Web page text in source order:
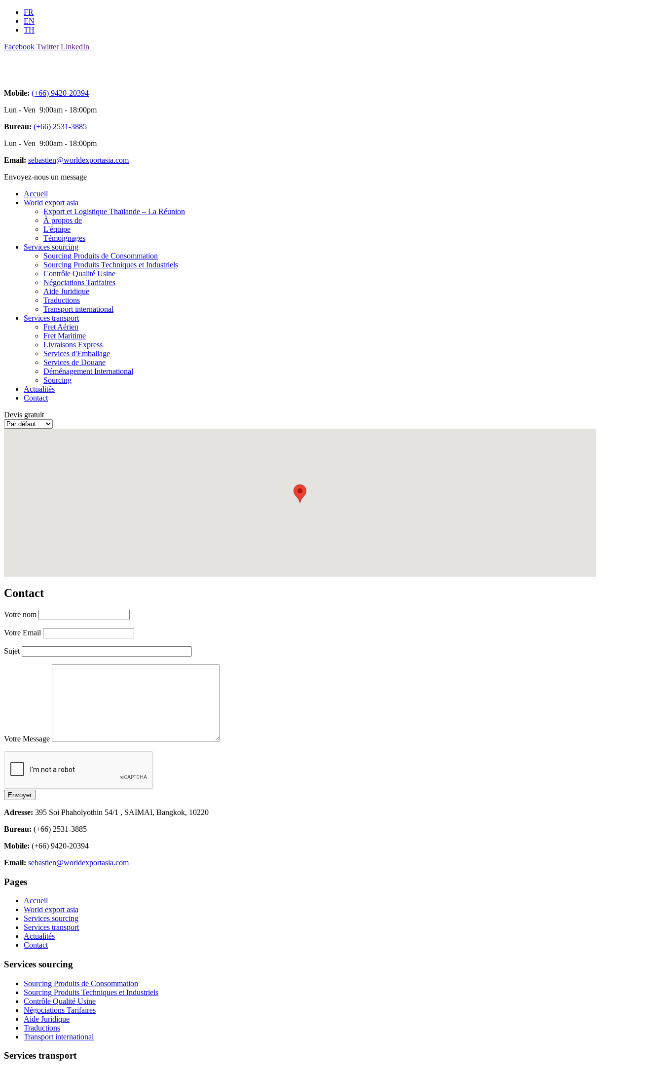
FR
EN
TH
Facebook Twitter LinkedIn
Mobile: (+66) 9420-20394
Lun - Ven 9:00am - 18:00pm
Bureau: (+66) 2531-3885
Lun - Ven 9:00am - 18:00pm
Email: sebastien@worldexportasia.com
Envoyez-nous un message
Accueil
World export asia
Export et Logistique Thaïlande – La Réunion
À propos de
L'équipe
Témoignages
Services sourcing
Sourcing Produits de Consommation
Sourcing Produits Techniques et Industriels
Contrôle Qualité Usine
Négociations Tarifaires
Aide Juridique
Traductions
Transport international
Services transport
Fret Aérien
Fret Maritime
Livraisons Express
Services d'Emballage
Services de Douane
Déménagement International
Sourcing
Actualités
Contact
Devis gratuit
Contact
Votre nom
Votre Email
Sujet
Votre Message
Adresse: 395 Soi Phaholyothin 54/1 , SAIMAI, Bangkok, 10220
Bureau: (+66) 2531-3885
Mobile: (+66) 9420-20394
Email: sebastien@worldexportasia.com
Pages
Accueil
World export asia
Services sourcing
Services transport
Actualités
Contact
Services sourcing
Sourcing Produits de Consommation
Sourcing Produits Techniques et Industriels
Contrôle Qualité Usine
Négociations Tarifaires
Aide Juridique
Traductions
Transport international
Services transport